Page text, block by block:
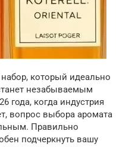
который идеально
незабываемым
года, когда индустрия
вопрос выбора аромата
Правильно
подчеркнуть вашу